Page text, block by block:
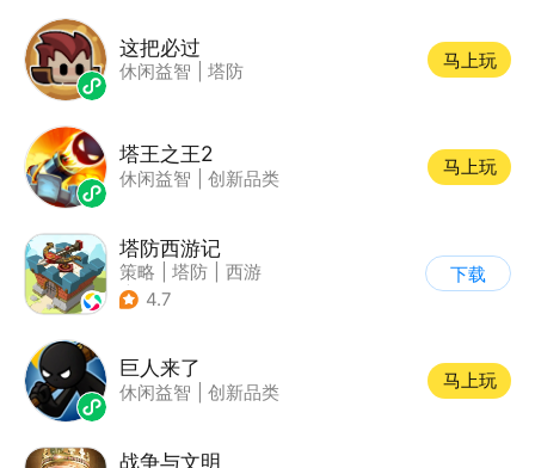
这把必过
休闲益智 塔防
马上玩
塔王之王2
休闲益智 创新品类
马上玩
塔防西游记
策略 塔防
西游
| 萌系
4.7
下载
巨人来了
休闲益智 创新品类
马上玩
战争与文明